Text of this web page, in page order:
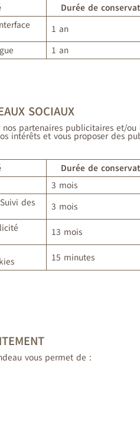
Durée de
1 an
1 an
SOCIAUX
partenaires publicitaires et/ou
intérêts et vous proposer des
Durée de
3 mois
des 3 mois
13 mois
15 minutes
vous permet de :